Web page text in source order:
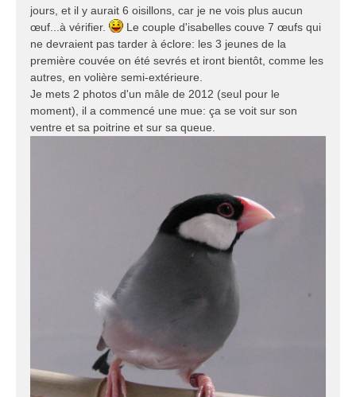
jours, et il y aurait 6 oisillons, car je ne vois plus aucun
œuf...à vérifier.
Le couple d'isabelles couve 7 œufs qui
ne devraient pas tarder à éclore: les 3 jeunes de la
première couvée on été sevrés et iront bientôt, comme les
autres, en volière semi-extérieure.
Je mets 2 photos d'un mâle de 2012 (seul pour le
moment), il a commencé une mue: ça se voit sur son
ventre et sa poitrine et sur sa queue.